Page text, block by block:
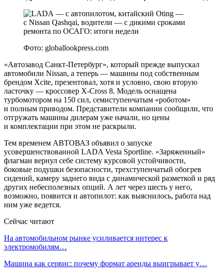
Фото: globallookpress.com
«Автозавод Санкт-Петербург», который прежде выпускал
автомобили Nissan, а теперь — машины под собственным
брендом Xcite, презентовал, хотя и условно, свою вторую
ласточку — кроссовер X-Cross 8. Модель оснащена
турбомотором на 150 сил, семиступенчатым «роботом»
и полным приводом. Представители компании сообщили, что
отгружать машины дилерам уже начали, но цены
и комплектации при этом не раскрыли.
Тем временем АВТОВАЗ объявил о запуске
усовершенствованной LADA Vesta Sportline. «Заряженный»
флагман вернул себе систему курсовой устойчивости,
боковые подушки безопасности, трехступенчатый обогрев
сидений, камеру заднего вида с динамической разметкой и ряд
других небесполезных опций. А лет через шесть у него,
возможно, появится и автопилот: как выяснилось, работа над
ним уже ведется.
Сейчас читают
На автомобильном рынке усиливается интерес к
электромобилям…
Машина как сервис: почему формат аренды выигрывает у…